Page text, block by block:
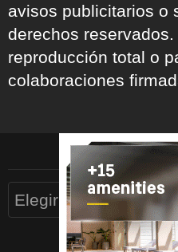
avisos publicitarios o
derechos
reproducción total o
colaboraciones
Archivos